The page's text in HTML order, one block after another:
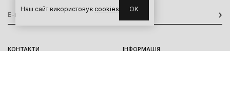
КОНТАКТИ ІНФОРМАЦІЯ
Наш сайт використовує cookies OK